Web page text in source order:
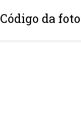
Código da foto